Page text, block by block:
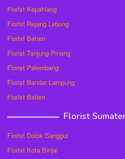
Florist Kepahiang
Florist Rejang Lebong
Florist Batam
Florist Tanjung Pinang
Florist Palembang
Florist Bandar Lampung
Florist Batam
Florist
Florist Dolok Sanggul
Florist Kota Binjai